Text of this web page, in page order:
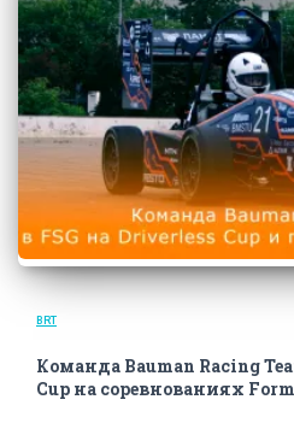
BRT
Команда Bauman Racing
Cup на соревнованиях